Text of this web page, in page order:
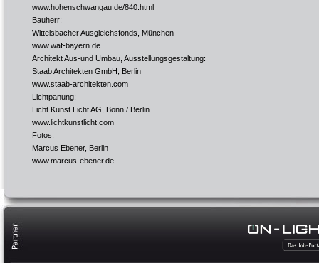
www.hohenschwangau.de/840.html
Bauherr:
Wittelsbacher Ausgleichsfonds, München
www.waf-bayern.de
Architekt Aus-und Umbau, Ausstellungsgestaltung:
Staab Architekten GmbH, Berlin
www.staab-architekten.com
Lichtpanung:
Licht Kunst Licht AG, Bonn / Berlin
www.lichtkunstlicht.com
Fotos:
Marcus Ebener, Berlin
www.marcus-ebener.de